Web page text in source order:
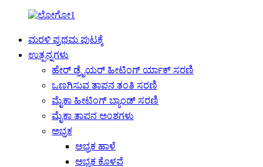
ಮರಳಿ ಪ್ರಥಮ ಪುಟಕ್ಕೆ
ಉತ್ಪನ್ನಗಳು
ಹೇರ್ ಡ್ರೈಯರ್ ಹೀಟಿಂಗ್ ರ್ಯಾಕ್ ಸರಣಿ
ಒಣಗಿಸುವ ತಾಪನ ತಂತಿ ಸರಣಿ
ಮೈಕಾ ಹೀಟಿಂಗ್ ಬ್ಯಾಂಡ್ ಸರಣಿ
ಮೈಕಾ ತಾಪನ ಅಂಶಗಳು
ಅಭ್ರಕ
ಅಭ್ರಕ ಹಾಳೆ
ಅಭ್ರಕ ಕೊಳವೆ